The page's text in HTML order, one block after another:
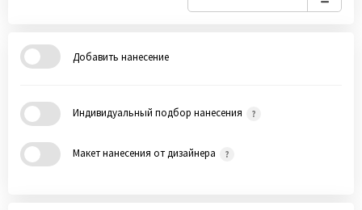
Добавить нанесение
Индивидуальный подбор нанесения
Макет нанесения от дизайнера